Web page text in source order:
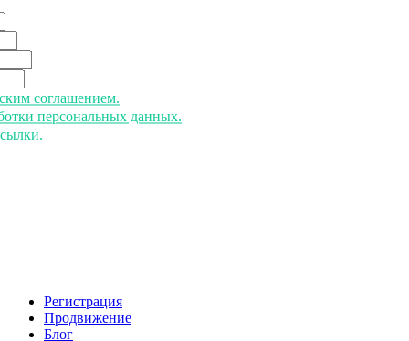
соглашением.
персональных данных.
Регистрация
Продвижение
Блог